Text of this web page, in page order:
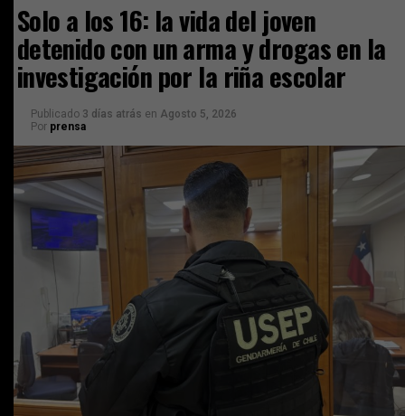
Solo a los 16: la vida del joven
detenido con un arma y drogas en la
investigación por la riña escolar
Publicado 3 días atrás en Agosto 5, 2026
Por prensa